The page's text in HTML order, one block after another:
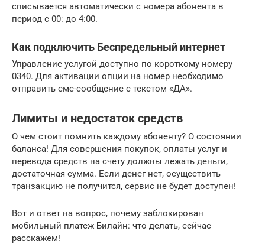
списывается автоматически с номера абонента в
период с 00: до 4:00.
Как подключить Беспредельный интернет
Управление услугой доступно по короткому номеру
0340. Для активации опции на номер необходимо
отправить смс-сообщение с текстом «ДА».
Лимиты и недостаток средств
О чем стоит помнить каждому абоненту? О состоянии
баланса! Для совершения покупок, оплаты услуг и
перевода средств на счету должны лежать деньги,
достаточная сумма. Если денег нет, осуществить
транзакцию не получится, сервис не будет доступен!
Вот и ответ на вопрос, почему заблокирован
мобильный платеж Билайн: что делать, сейчас
расскажем!